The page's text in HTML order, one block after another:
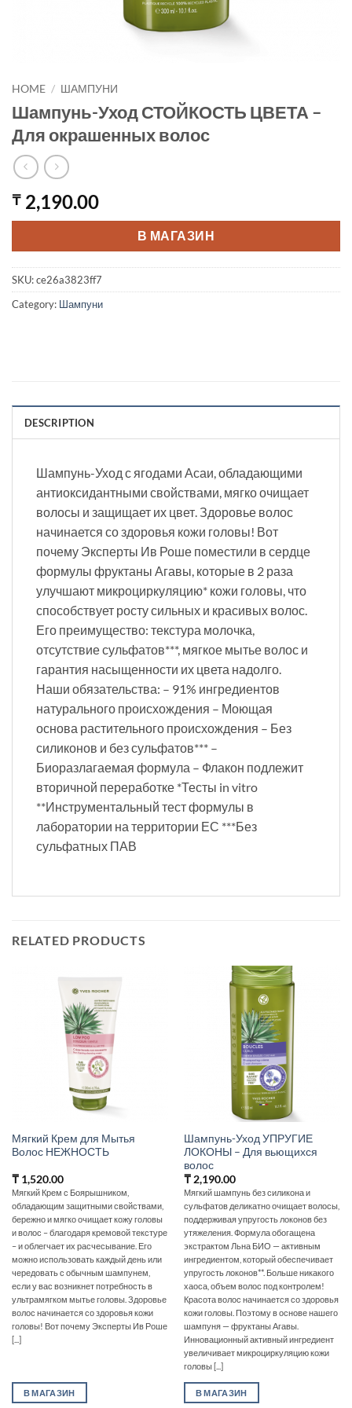
HOME / ШАМПУНИ
Шампунь-Уход СТОЙКОСТЬ ЦВЕТА –
Для окрашенных волос
₸ 2,190.00
В МАГАЗИН
SKU:ce26a3823ff7
Category: Шампуни
DESCRIPTION
Шампунь-Уход с ягодами Асаи, обладающими
антиоксидантными свойствами, мягко очищает
волосы и защищает их цвет. Здоровье волос
начинается со здоровья кожи головы! Вот
почему Эксперты Ив Роше поместили в сердце
формулы фруктаны Агавы, которые в 2 раза
улучшают микроциркуляцию* кожи головы, что
способствует росту сильных и красивых волос.
Его преимущество: текстура молочка,
отсутствие сульфатов***, мягкое мытье волос и
гарантия насыщенности их цвета надолго.
Наши обязательства: – 91% ингредиентов
натурального происхождения – Моющая
основа растительного происхождения – Без
силиконов и без сульфатов*** –
Биоразлагаемая формула – Флакон подлежит
вторичной переработке *Тесты in vitro
**Инструментальный тест формулы в
лаборатории на территории ЕС ***Без
сульфатных ПАВ
RELATED PRODUCTS
Мягкий Крем для Мытья
Волос НЕЖНОСТЬ
₸1,520.00
Мягкий Крем с Боярышником,
обладающим защитными свойствами,
бережно и мягко очищает кожу головы
и волос – благодаря кремовой текстуре
– и облегчает их расчесывание. Его
можно использовать каждый день или
чередовать с обычным шампунем,
если у вас возникнет потребность в
ультрамягком мытье головы. Здоровье
волос начинается со здоровья кожи
головы! Вот почему Эксперты Ив Роше
[...]
В МАГАЗИН
Шампунь-Уход УПРУГИЕ
ЛОКОНЫ – Для вьющихся
волос
₸2,190.00
Мягкий шампунь без силикона и
сульфатов деликатно очищает волосы,
поддерживая упругость локонов без
утяжеления. Формула обогащена
экстрактом Льна БИО — активным
ингредиентом, который обеспечивает
упругость локонов**. Больше никакого
хаоса, объем волос под контролем!
Красота волос начинается со здоровья
кожи головы. Поэтому в основе нашего
шампуня — фруктаны Агавы.
Инновационный активный ингредиент
увеличивает микроциркуляцию кожи
головы [...]
В МАГАЗИН